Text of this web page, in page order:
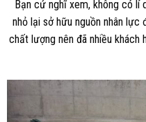
Bạn cứ nghĩ xem, không có
nhỏ lại sở hữu nguồn nhân lực
chất lượng nên đã nhiều khách